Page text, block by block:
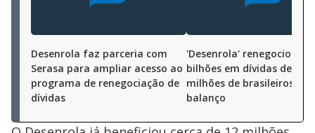
Desenrola faz parceria com
Serasa para ampliar acesso ao
programa de renegociação de
dívidas
'Desenrola' renegociou R$
bilhões em dívidas de 11,5
milhões de brasileiros,
balanço